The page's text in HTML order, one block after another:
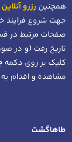
همچنین رزرو
جهت شروع فرایند
صفحات مرتبط در
تاریخ رفت (و در
کلیک بر روی دکمه
مشاهده و اقدام به
طاهاگشت